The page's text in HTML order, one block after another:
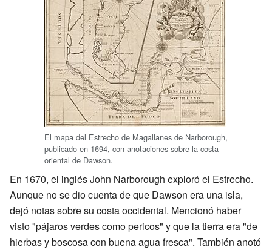
El mapa del Estrecho de Magallanes de Narborough,
publicado en 1694, con anotaciones sobre la costa
oriental de Dawson.
En 1670, el inglés John Narborough exploró el Estrecho.
Aunque no se dio cuenta de que Dawson era una isla,
dejó notas sobre su costa occidental. Mencionó haber
visto "pájaros verdes como pericos" y que la tierra era "de
hierbas y boscosa con buena agua fresca". También anotó